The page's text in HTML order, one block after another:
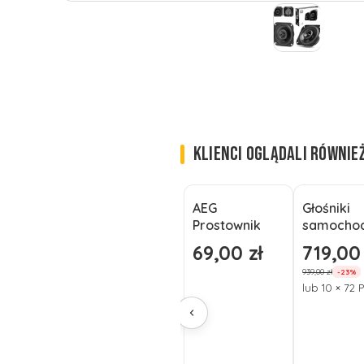
KLIENCI OGLĄDALI
AEG
Prostownik
Automatyczny
z
rem AEG LD4
6/12V, 4A
OUTLET
Cena
69,00 zł
Okazja
Głośniki
Stadium
dwudrożne
Cena
719,00
939,00 zł -23%
lub 10 × 72